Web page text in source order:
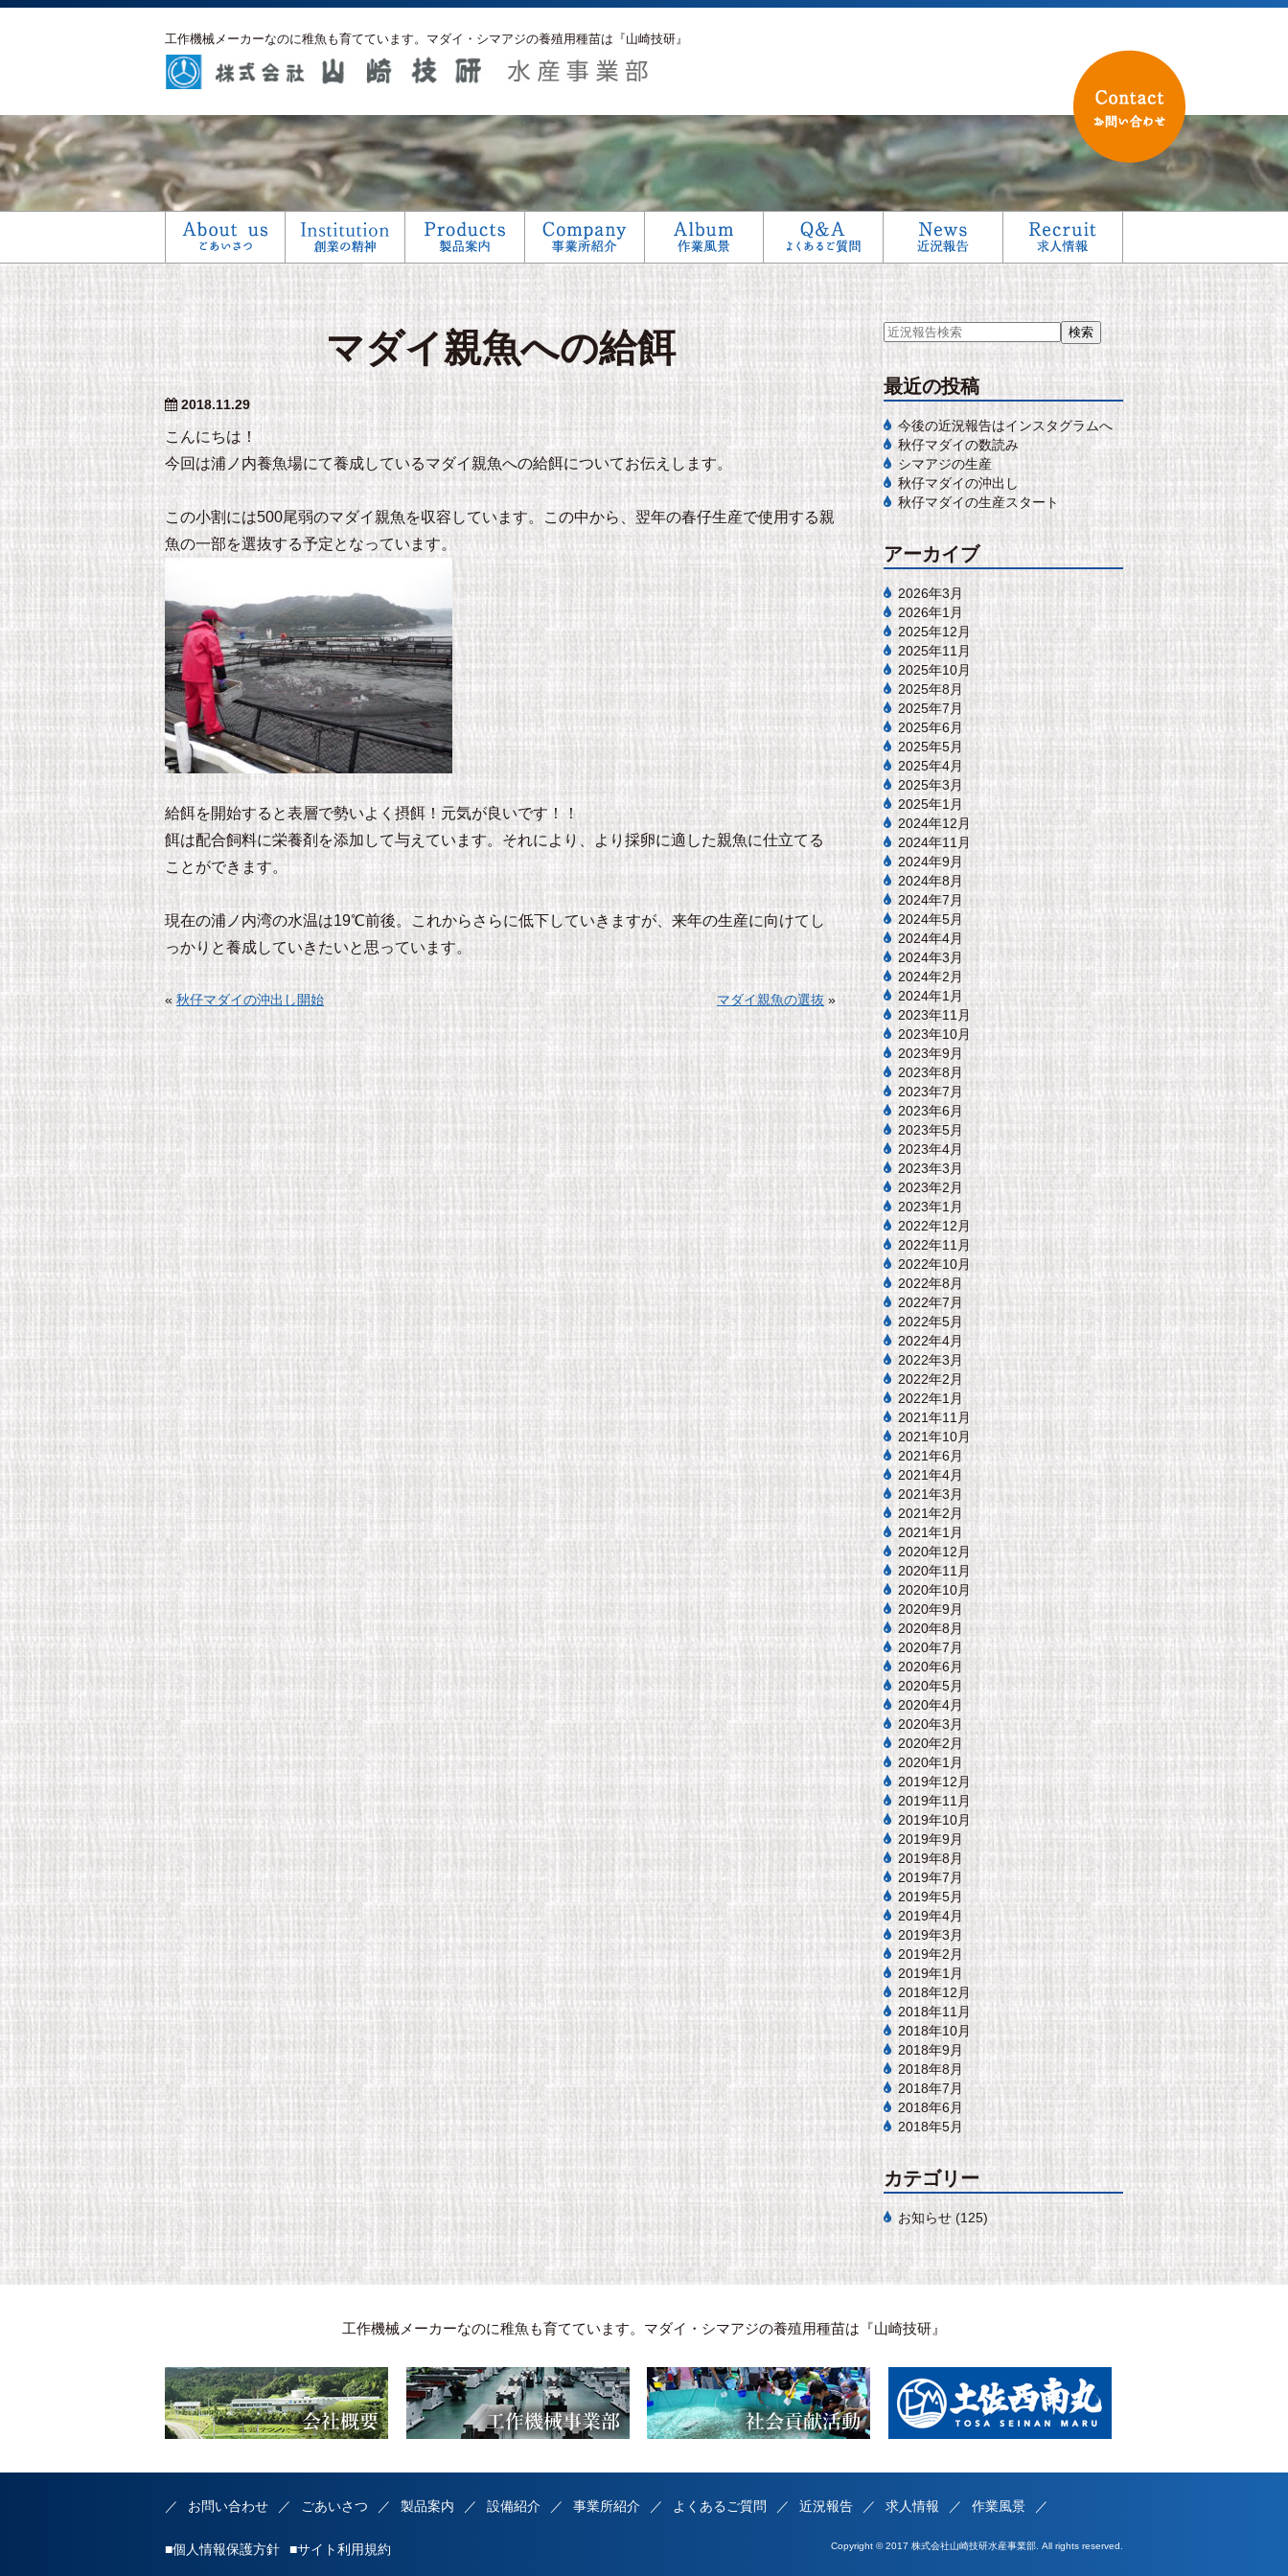
工作機械メーカーなのに稚魚も育てています。マダイ・シマアジの養殖用種苗は『山崎技研』
アフターサービス
マダイ親魚への給餌
2018.11.29
こんにちは！
今回は浦ノ内養魚場にて養成しているマダイ親魚への給餌についてお伝えします。
この小割には500尾弱のマダイ親魚を収容しています。この中から、翌年の春仔生産で使用する親
魚の一部を選抜する予定となっています。
給餌を開始すると表層で勢いよく摂餌！元気が良いです！！
餌は配合飼料に栄養剤を添加して与えています。それにより、より採卵に適した親魚に仕立てる
ことができます。
現在の浦ノ内湾の水温は19℃前後。これからさらに低下していきますが、来年の生産に向けてし
っかりと養成していきたいと思っています。
« 秋仔マダイの沖出し開始 マダイ親魚の選抜 »
最近の投稿
今後の近況報告はインスタグラムへ
秋仔マダイの数読み
シマアジの生産
秋仔マダイの沖出し
秋仔マダイの生産スタート
アーカイブ
2026年3月
2026年1月
2025年12月
2025年11月
2025年10月
2025年8月
2025年7月
2025年6月
2025年5月
2025年4月
2025年3月
2025年1月
2024年12月
2024年11月
2024年9月
2024年8月
2024年7月
2024年5月
2024年4月
2024年3月
2024年2月
2024年1月
2023年11月
2023年10月
2023年9月
2023年8月
2023年7月
2023年6月
2023年5月
2023年4月
2023年3月
2023年2月
2023年1月
2022年12月
2022年11月
2022年10月
2022年8月
2022年7月
2022年5月
2022年4月
2022年3月
2022年2月
2022年1月
2021年11月
2021年10月
2021年6月
2021年4月
2021年3月
2021年2月
2021年1月
2020年12月
2020年11月
2020年10月
2020年9月
2020年8月
2020年7月
2020年6月
2020年5月
2020年4月
2020年3月
2020年2月
2020年1月
2019年12月
2019年11月
2019年10月
2019年9月
2019年8月
2019年7月
2019年5月
2019年4月
2019年3月
2019年2月
2019年1月
2018年12月
2018年11月
2018年10月
2018年9月
2018年8月
2018年7月
2018年6月
2018年5月
カテゴリー
お知らせ (125)
工作機械メーカーなのに稚魚も育てています。マダイ・シマアジの養殖用種苗は『山崎技研』
お問い合わせ ごあいさつ 製品案内 設備紹介 事業所紹介 よくあるご質問 近況報告 求人情報 作業風景
■個人情報保護方針 ■サイト利用規約 Copyright © 2017 株式会社山崎技研水産事業部. All rights reserved.